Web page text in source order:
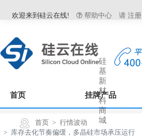
欢迎来到硅云在线! 帮助中心 请 注册
硅
基
新
材
料
商
城
首页 挂牌产品
首页
行情波动
库存去化节奏偏缓，多晶硅市场承压运行